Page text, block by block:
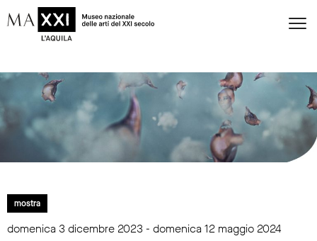
mostra
domenica 3 dicembre 2023 - domenica 12 maggio 2024